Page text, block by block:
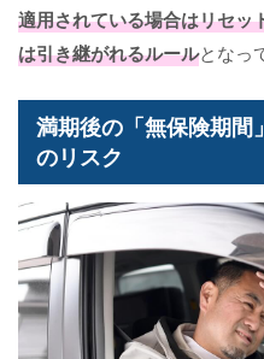
適用されている場合はリセッ
は引き継がれるルールとなっ
満期後の「無保険期間
のリスク